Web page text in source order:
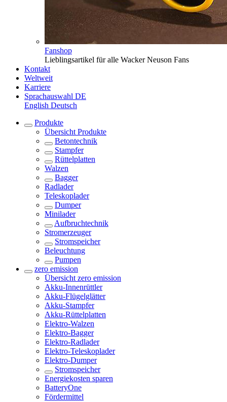
Fanshop
Lieblingsartikel für alle Wacker Neuson Fans
Kontakt
Weltweit
Karriere
Sprachauswahl DE
English Deutsch
Produkte
Übersicht Produkte
Betontechnik
Stampfer
Rüttelplatten
Walzen
Bagger
Radlader
Teleskoplader
Dumper
Minilader
Aufbruchtechnik
Stromerzeuger
Stromspeicher
Beleuchtung
Pumpen
zero emission
Übersicht zero emission
Akku-Innenrüttler
Akku-Flügelglätter
Akku-Stampfer
Akku-Rüttelplatten
Elektro-Walzen
Elektro-Bagger
Elektro-Radlader
Elektro-Teleskoplader
Elektro-Dumper
Stromspeicher
Energiekosten sparen
BatteryOne
Fördermittel